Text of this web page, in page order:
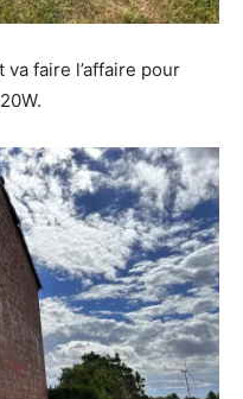
faire l’affaire pour